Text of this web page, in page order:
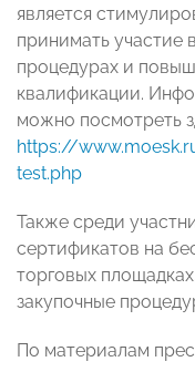
является
принимать участие
процедурах и
квалификации.
можно посмотреть
https://
test.php
Также среди
сертификатов на
торговых
закупочные
По материалам